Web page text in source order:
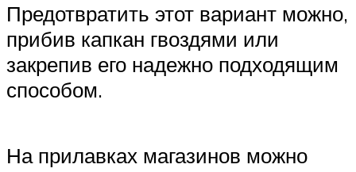
Предотвратить этот вариант можно,
прибив капкан гвоздями или
закрепив его надежно подходящим
способом.
На прилавках магазинов можно